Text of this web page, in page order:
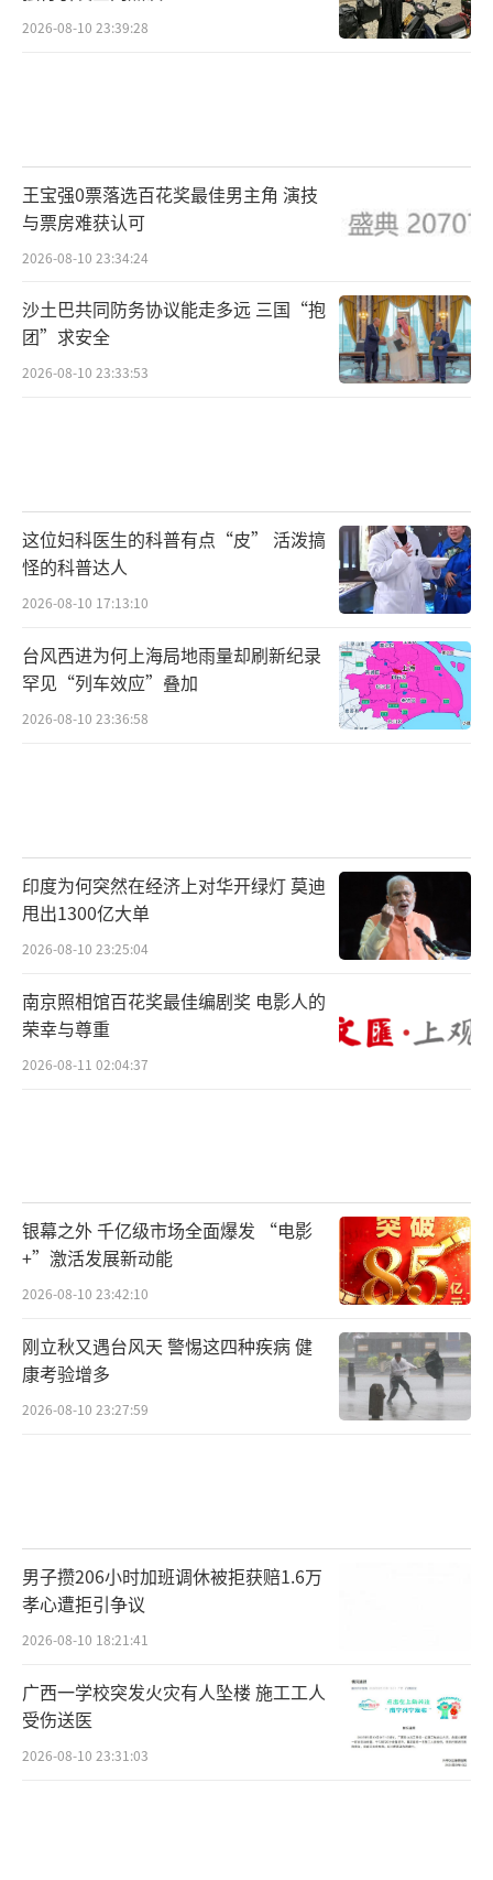
2026-08-10 23:39:28
王宝强0票落选百花奖最佳男主角 演技
与票房难获认可
2026-08-10 23:34:24
沙土巴共同防务协议能走多远 三国“抱
团”求安全
2026-08-10 23:33:53
这位妇科医生的科普有点“皮” 活泼搞
怪的科普达人
2026-08-10 17:13:10
台风西进为何上海局地雨量却刷新纪录
罕见“列车效应”叠加
2026-08-10 23:36:58
印度为何突然在经济上对华开绿灯 莫迪
甩出1300亿大单
2026-08-10 23:25:04
南京照相馆百花奖最佳编剧奖 电影人的
荣幸与尊重
2026-08-11 02:04:37
银幕之外 千亿级市场全面爆发 “电影
+”激活发展新动能
2026-08-10 23:42:10
刚立秋又遇台风天 警惕这四种疾病 健
康考验增多
2026-08-10 23:27:59
男子攒206小时加班调休被拒获赔1.6万
孝心遭拒引争议
2026-08-10 18:21:41
广西一学校突发火灾有人坠楼 施工工人
受伤送医
2026-08-10 23:31:03